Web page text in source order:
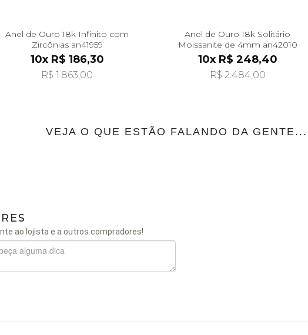
Anel de Ouro 18k Infinito com
Zircônias an41959
10x R$ 186,30
R$ 1.863,00
Anel de Ouro 18k Solitário
Moissanite de 4mm an42010
10x R$ 248,40
R$ 2.484,00
VEJA O QUE ESTÃO FALANDO DA GENTE...
ao lojista e a outros compradores!